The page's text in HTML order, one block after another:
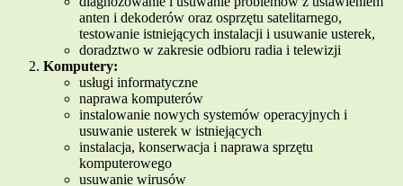
anten i dekoderów oraz osprzętu satelitarnego,
testowanie istniejących instalacji i usuwanie usterek,
doradztwo w zakresie odbioru radia i telewizji
Komputery:
usługi informatyczne
naprawa komputerów
instalowanie nowych systemów operacyjnych i
usuwanie usterek w istniejących
instalacja, konserwacja i naprawa sprzętu
komputerowego
usuwanie wirusów